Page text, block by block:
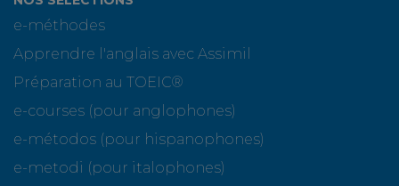
e-méthodes
Apprendre l'anglais avec Assimil
Préparation au TOEIC®
e-courses (pour anglophones)
e-métodos (pour hispanophones)
e-metodi (pour italophones)